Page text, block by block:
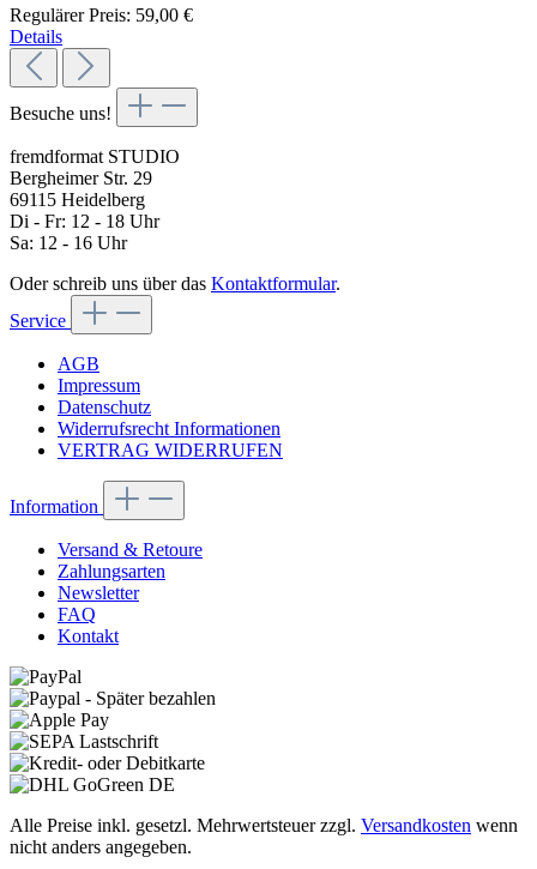
Regulärer Preis: 59,00 €
Details
Besuche uns!
fremdformat STUDIO
Bergheimer Str. 29
69115 Heidelberg
Di - Fr: 12 - 18 Uhr
Sa: 12 - 16 Uhr
Oder schreib uns über das Kontaktformular.
Service
AGB
Impressum
Datenschutz
Widerrufsrecht Informationen
VERTRAG WIDERRUFEN
Information
Versand & Retoure
Zahlungsarten
Newsletter
FAQ
Kontakt
Alle Preise inkl. gesetzl. Mehrwertsteuer zzgl. Versandkosten wenn
nicht anders angegeben.